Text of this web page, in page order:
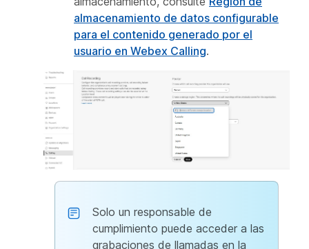
almacenamiento de datos configurable
para el contenido generado por el
usuario en Webex Calling.
Solo un responsable de
cumplimiento puede acceder a las
grabaciones de llamadas en la